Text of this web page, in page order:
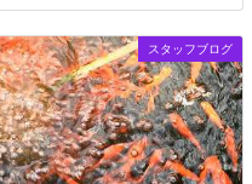
スタッフブログ